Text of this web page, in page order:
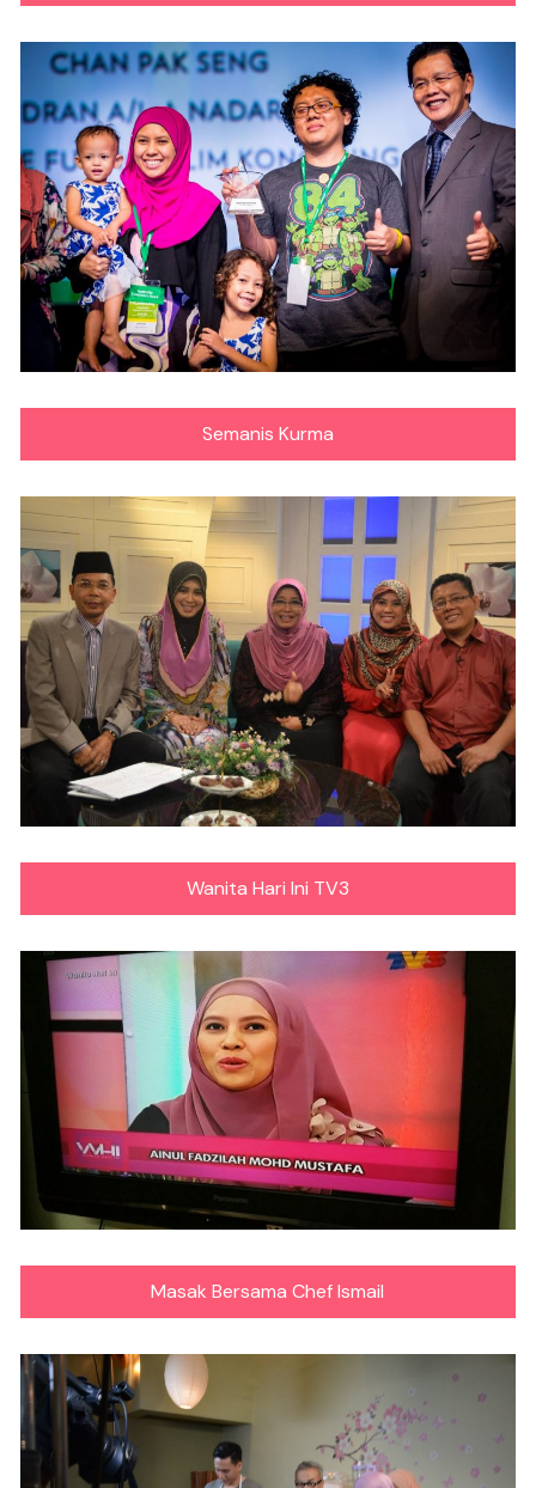
Semanis Kurma
Wanita Hari Ini TV3
Masak Bersama Chef Ismail